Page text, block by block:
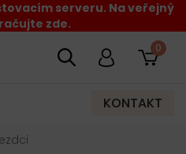
serveru. Na veřejný
zde.
0
KONTAKT